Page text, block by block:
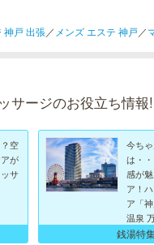
神戸 出張／ メンズ エステ 神戸／
サージのお役立ち情
空
が
サ
今ち
は・
感が
ア！
ア「
温泉
銭湯特